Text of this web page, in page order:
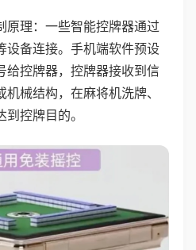
原理：一些智能控牌器通过
设备连接。手机端软件预设
给控牌器，控牌器接收到信
械结构，在麻将机洗牌、
控牌目的。